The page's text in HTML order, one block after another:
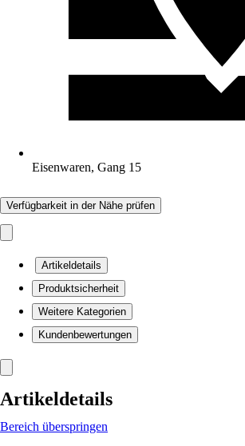
Eisenwaren, Gang 15
Verfügbarkeit in der Nähe prüfen
Artikeldetails
Produktsicherheit
Weitere Kategorien
Kundenbewertungen
Artikeldetails
Bereich überspringen